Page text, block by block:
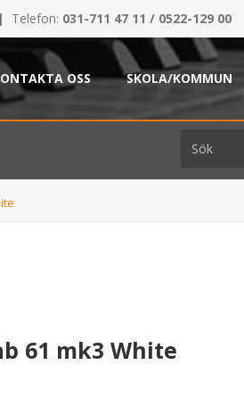
| Telefon: 031-711 47 11 / 0522-129 00
OSS SKOLA/KOMMUN
61 mk3 White